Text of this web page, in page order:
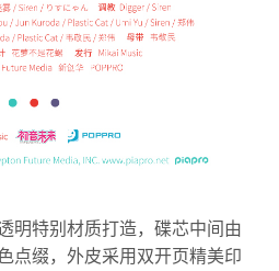
明特别材质打造，碟芯中间由
点缀，外皮采用双开页精美印